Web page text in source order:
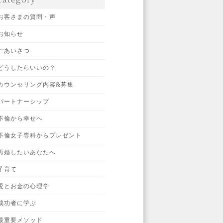
客さまの質問・声
知らせ
あいさつ
うしたらいいの？
ウンセリング内容&募集
ートナーシップ
倫から幸せへ
倫女子専科からプレゼント
婚したいあなたへ
育て
とお金の心理学
功者に学ぶ
重要メソッド